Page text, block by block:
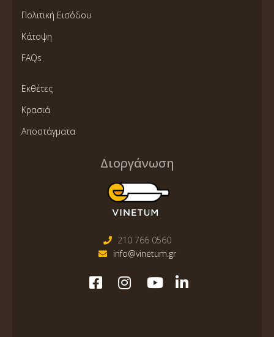
Πολιτική Εισόδου
Κάτοψη
FAQs
Εκθέτες
Κρασιά
Αποστάγματα
Διοργάνωση
210 766 0560
info@vinetum.gr